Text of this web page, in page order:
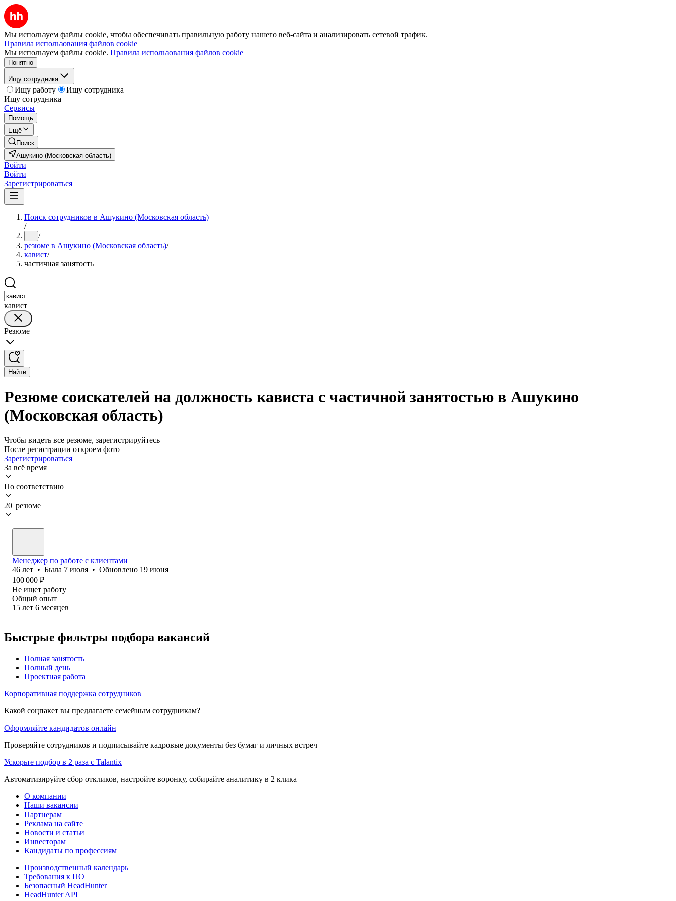
Мы используем файлы cookie, чтобы обеспечивать правильную работу нашего веб-сайта и анализировать сетевой трафик.
Правила использования файлов cookie
Мы используем файлы cookie. Правила использования файлов cookie
Понятно
Ищу сотрудника
Ищу работу
Ищу сотрудника
Ищу сотрудника
Сервисы
Помощь
Ещё
Поиск
Ашукино (Московская область)
Войти
Войти
Зарегистрироваться
Поиск сотрудников в Ашукино (Московская область)
/
... /
резюме в Ашукино (Московская область)/
кавист/
частичная занятость
кавист
Резюме
Найти
Резюме соискателей на должность кависта с частичной занятостью в Ашукино
(Московская область)
Чтобы видеть все резюме, зарегистрируйтесь
После регистрации откроем фото
Зарегистрироваться
За всё время
По соответствию
20 резюме
Менеджер по работе с клиентами
46 лет • Была 7 июля • Обновлено 19 июня
100 000 ₽
Не ищет работу
Общий опыт
15 лет 6 месяцев
Быстрые фильтры подбора вакансий
Полная занятость
Полный день
Проектная работа
Корпоративная поддержка сотрудников
Какой соцпакет вы предлагаете семейным сотрудникам?
Оформляйте кандидатов онлайн
Проверяйте сотрудников и подписывайте кадровые документы без бумаг и личных встреч
Ускорьте подбор в 2 раза с Talantix
Автоматизируйте сбор откликов, настройте воронку, собирайте аналитику в 2 клика
О компании
Наши вакансии
Партнерам
Реклама на сайте
Новости и статьи
Инвесторам
Кандидаты по профессиям
Производственный календарь
Требования к ПО
Безопасный HeadHunter
HeadHunter API